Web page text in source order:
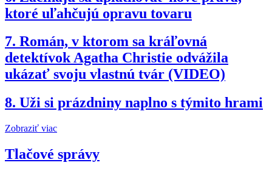
ktoré uľahčujú opravu tovaru
7. Román, v ktorom sa kráľovná
detektívok Agatha Christie odvážila
ukázať svoju vlastnú tvár (VIDEO)
8. Uži si prázdniny naplno s týmito hrami
Zobraziť viac
Tlačové správy